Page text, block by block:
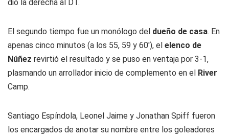
dio la derecha al DT.
El segundo tiempo fue un monólogo del dueño de casa. En
apenas cinco minutos (a los 55, 59 y 60'), el elenco de
Núñez revirtió el resultado y se puso en ventaja por 3-1,
plasmando un arrollador inicio de complemento en el River
Camp.
Santiago Espíndola, Leonel Jaime y Jonathan Spiff fueron
los encargados de anotar su nombre entre los goleadores